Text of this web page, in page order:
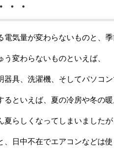
・・
電気量が変わらないものと、
変わらないものといえば、
具、洗濯機、そしてパソコン
るといえば、夏の冷房や冬の
夏らしくなってしまいましたが
、日中不在でエアコンなどは使